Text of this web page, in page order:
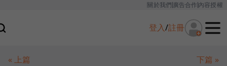
關於我們廣告合作內容授權
登入/註冊
« 上篇 下篇 »